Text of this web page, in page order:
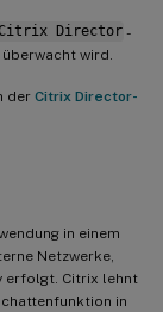
Citrix Director -
wird.
der Citrix Director-
in einem
Netzwerke,
erfolgt. Citrix lehnt
in